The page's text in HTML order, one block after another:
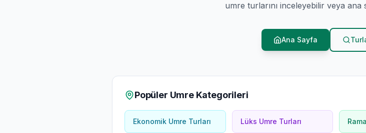
umre turlarını inceleyebilir veya ana
Ana Sayfa
Popüler Umre Kategorileri
Ekonomik Umre Turları Lüks Umre Turları